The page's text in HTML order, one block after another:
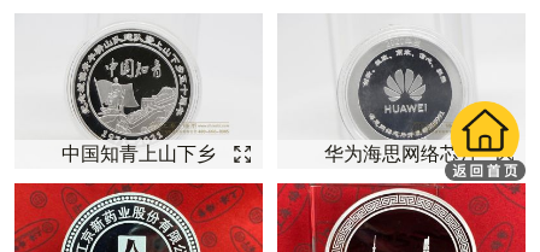
庆典纪念【银币定
制】
纪念【银币定制】
中国知青上山下乡
五十周年纪念银币
【上山下
华为海思网络芯片
开发纪念【银币定
制】